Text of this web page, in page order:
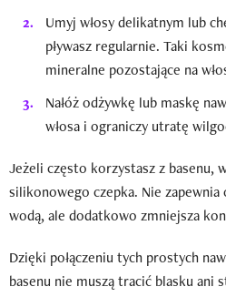
Umyj włosy delikatnym lub
pływasz regularnie. Taki
mineralne pozostające na
Nałóż odżywkę lub maskę
włosa i ograniczy utratę
Jeżeli często korzystasz z basenu,
silikonowego czepka. Nie
wodą, ale dodatkowo zmniejsza
Dzięki połączeniu tych prostych
basenu nie muszą tracić blasku ani